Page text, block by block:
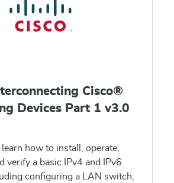
Cisco®
Devices Part 1 v3.0
how to install, operate,
verify a basic IPv4 and IPv6
configuring a LAN switch,